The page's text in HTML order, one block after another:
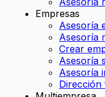
Empresas
Asesoría
Asesoría
Crear
Asesoría
Asesoría
Dirección